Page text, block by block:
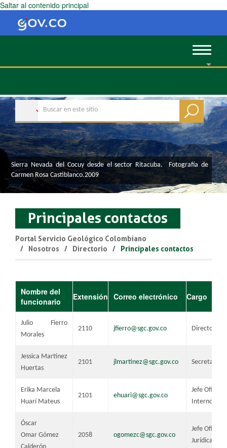
Saltar al contenido principal
Toggle
​​​​​​​​​​​​​​​​​​​​​​​​​​​​​​​​Sierra Nevada del Cocuy desde el sector Ritacuba. Fotografía de
Carmen Rosa Castiblanco.2009
Principales contactos
Portal Servicio Geológico Colombiano
Nosotros
Directorio Principales contactos
​​Nombre del
funcionario
​Extensión ​Correo electrónico ​Cargo
Julio Fierro
Morales
​2110 jfierro@sgc.gov.co Director
Jessica Martínez
Huertas
2101​ jlmar​tinez@sgc.gov.co ​Secretaria
​Erika Marcela
Huarí Mateus
​2101 ehuari@sgc.gov.co
​Jefe Oficina
Interno
​Óscar
Omar Gómez
​2058 ogomezc@sgc.gov.co
​Jefe Oficina
Jurídica